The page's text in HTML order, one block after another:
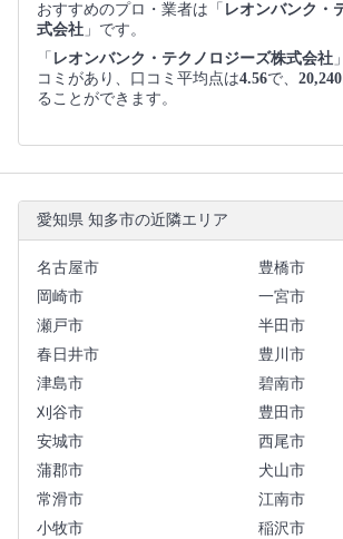
おすすめのプロ・業者は「 レオンバンク・
式会社 」です。
「 レオンバンク・テクノロジーズ株式会社
コミがあり、口コミ平均点は4.56で、
ることができます。
愛知県 知多市の近隣エリア
名古屋市
豊橋市
岡崎市
一宮市
瀬戸市
半田市
春日井市
豊川市
津島市
碧南市
刈谷市
豊田市
安城市
西尾市
蒲郡市
犬山市
常滑市
江南市
小牧市
稲沢市